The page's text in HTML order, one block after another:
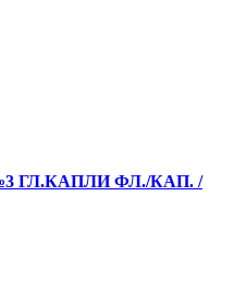
ГЛ.КАПЛИ ФЛ./КАП. /